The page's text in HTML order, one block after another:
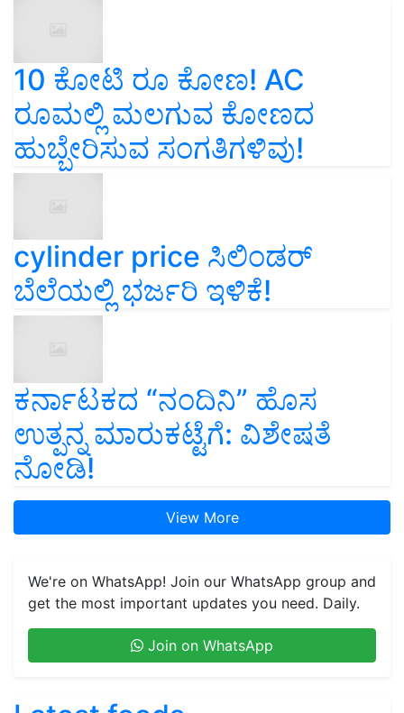
10 ಕೋಟಿ ರೂ ಕೋಣ! AC
ರೂಮಲ್ಲಿ ಮಲಗುವ ಕೋಣದ
ಹುಬ್ಬೇರಿಸುವ ಸಂಗತಿಗಳಿವು!
cylinder price ಸಿಲಿಂಡರ್‌
ಬೆಲೆಯಲ್ಲಿ ಭರ್ಜರಿ ಇಳಿಕೆ!
ಕರ್ನಾಟಕದ “ನಂದಿನಿ” ಹೊಸ
ಉತ್ಪನ್ನ ಮಾರುಕಟ್ಟೆಗೆ: ವಿಶೇಷತೆ
ನೋಡಿ!
View More
We're on WhatsApp! Join our WhatsApp group and
get the most important updates you need. Daily.
Join on WhatsApp